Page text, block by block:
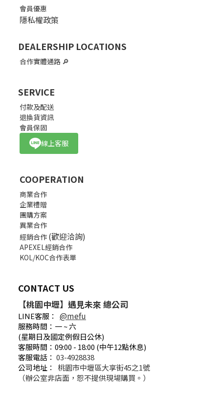
會員優惠
隱私權政策
DEALERSHIP LOCATIONS
合作實體通路 🔎
SERVICE
付款及配送
退換貨資訊
會員保固
線上客服
COOPERATION
商業合作
企業禮贈
團購方案
異業合作
經銷合作 (歡迎洽詢)
APEXEL經銷合作
KOL/KOC合作表單
CONTACT US
【桃園中壢】遇見未來 總公司
LINE客服： @mefu
服務時間：一 ~ 六
(星期日及國定例假日公休)
客服時間：09:00 - 18:00 (中午12點休息)
客服電話： 03-4928838
公司地址：
桃園市中壢區大享街45之1號
（辦公室非店面，恕不提供現場購買。）